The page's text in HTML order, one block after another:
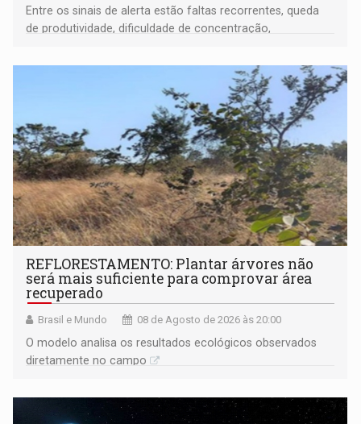
Entre os sinais de alerta estão faltas recorrentes, queda
de produtividade, dificuldade de concentração,
REFLORESTAMENTO: Plantar árvores não
será mais suficiente para comprovar área
recuperado
Brasil e Mundo 08 de Agosto de 2026 às 20:00
O modelo analisa os resultados ecológicos observados
diretamente no campo